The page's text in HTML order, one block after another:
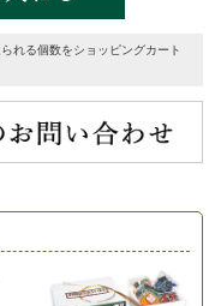
れる個数をショッピングカート